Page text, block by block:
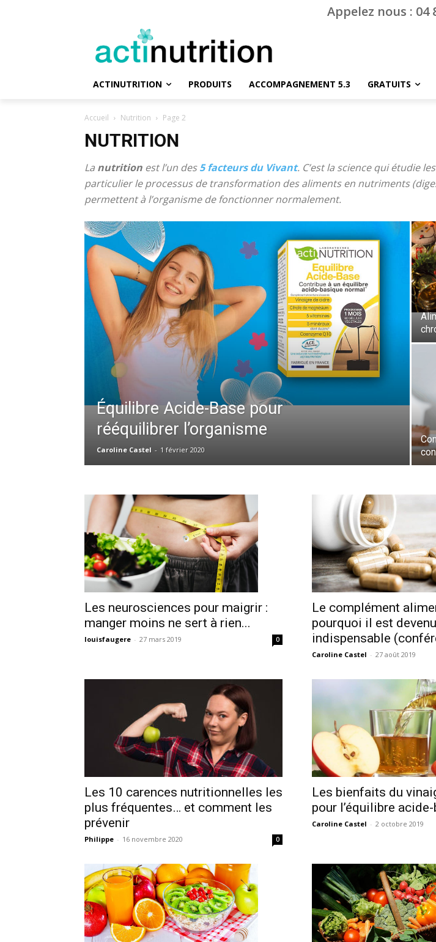
Appelez nous : 04
ACTINUTRITION PRODUITS ACCOMPAGNEMENT 5.3 GRATUITS
Accueil Nutrition Page 2
NUTRITION
La nutrition est l’un des5 facteurs du Vivant. C’est la science qui étudie
particulier le processus de transformation des aliments en nutriments
permettent à l’organisme de fonctionner normalement.
Équilibre Acide-Base pour
rééquilibrer l’organisme
Caroline Castel - 1 février 2020
Les neurosciences pour maigrir :
manger moins ne sert à rien...
louisfaugere - 27 mars 2019 0
Le complément
pourquoi il est devenu
indispensable
Caroline Castel - 27 août 2019
Les 10 carences nutritionnelles les
plus fréquentes… et comment les
prévenir
Philippe - 16 novembre 2020 0
Les bienfaits du
pour l’équilibre
Caroline Castel - 2 octobre 2019